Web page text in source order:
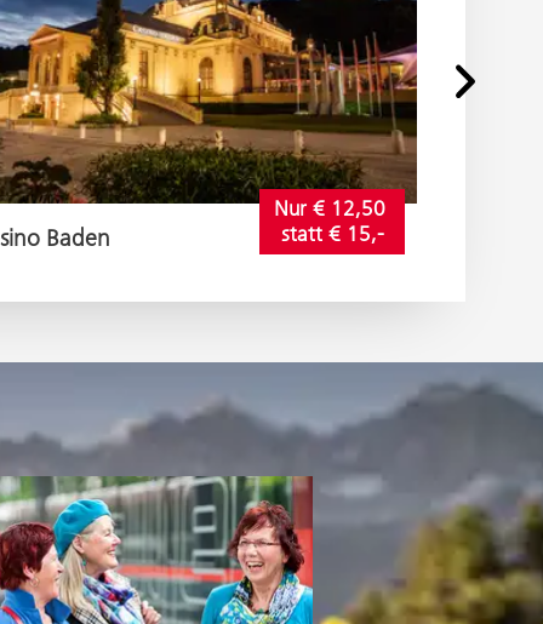
Baden
Nur € 12,50
statt € 15,-